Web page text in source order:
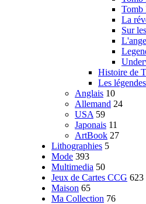
Tomb
La
Sur
Histoire de
Les
Anglais 10
Allemand 24
USA 59
Japonais 11
ArtBook 27
Lithographies 5
Mode 393
Multimedia 50
Jeux de Cartes CCG 623
Maison 65
Ma Collection 76